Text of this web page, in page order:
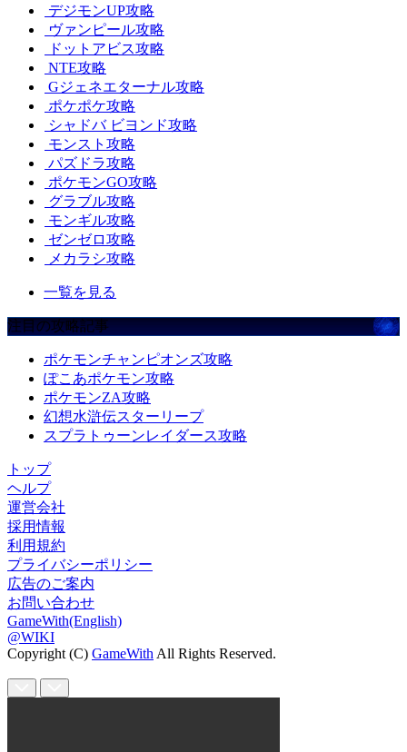
デジモンUP攻略
ヴァンピール攻略
ドットアビス攻略
NTE攻略
Gジェネエターナル攻略
ポケポケ攻略
シャドバ ビヨンド攻略
モンスト攻略
パズドラ攻略
ポケモンGO攻略
グラブル攻略
モンギル攻略
ゼンゼロ攻略
メカラシ攻略
一覧を見る
注目の攻略記事
ポケモンチャンピオンズ攻略
ぽこあポケモン攻略
ポケモンZA攻略
幻想水滸伝スターリープ
スプラトゥーンレイダース攻略
トップ
ヘルプ
運営会社
採用情報
利用規約
プライバシーポリシー
広告のご案内
お問い合わせ
GameWith(English)
@WIKI
Copyright (C) GameWith All Rights Reserved.